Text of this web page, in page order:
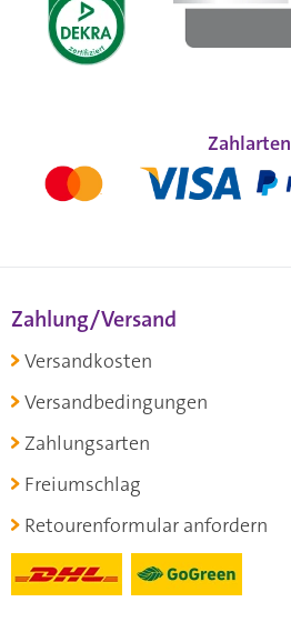
Zahlarten
Zahlung/Versand
Versandkosten
Versandbedingungen
Zahlungsarten
Freiumschlag
Retourenformular anfordern